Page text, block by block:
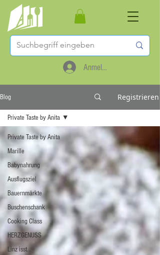
Anmelden
Blog Registrieren
Private Taste by Anita
Marille
Babynahrung
Ausflugsziel
Bauernmärkte
Buschenschank
Cooking Class
HERZGENUSS
Linz isst...
Private Taste by Anita